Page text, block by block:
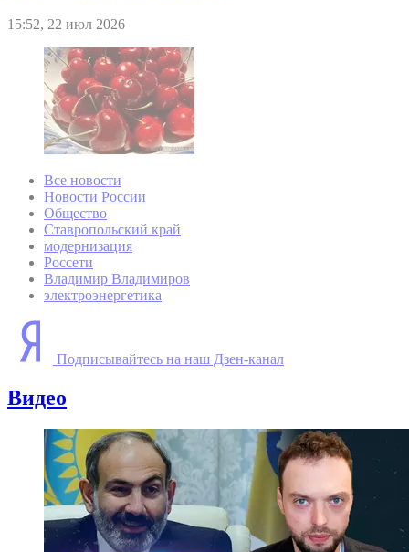
15:52, 22 июл 2026
Все новости
Новости России
Общество
Ставропольский край
модернизация
Россети
Владимир Владимиров
электроэнергетика
Подписывайтесь на наш Дзен-канал
Видео